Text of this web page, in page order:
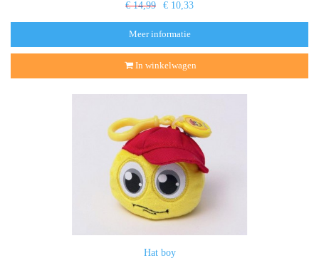
€ 14,99 € 10,33
Meer informatie
In winkelwagen
Hat boy